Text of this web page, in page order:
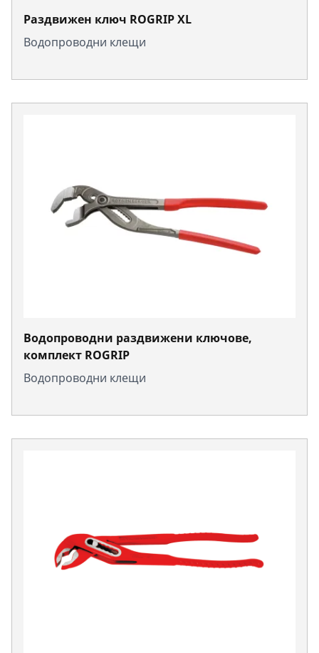
Раздвижен ключ ROGRIP XL
Водопроводни клещи
Водопроводни раздвижени ключове,
комплект ROGRIP
Водопроводни клещи